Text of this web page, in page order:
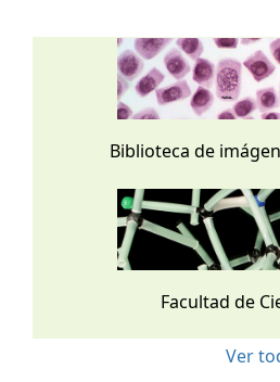
Biblioteca de
Facultad de
Ver